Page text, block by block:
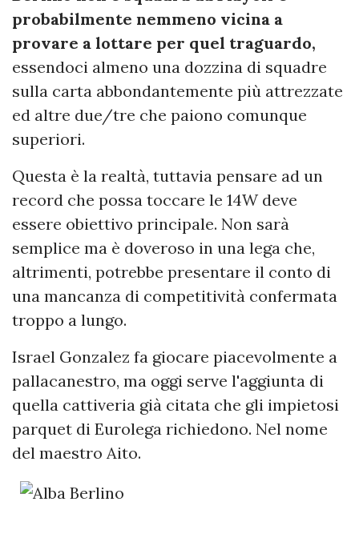
probabilmente nemmeno vicina a
provare a lottare per quel traguardo,
essendoci almeno una dozzina di squadre
sulla carta abbondantemente più attrezzate
ed altre due/tre che paiono comunque
superiori.
Questa è la realtà, tuttavia pensare ad un
record che possa toccare le 14W deve
essere obiettivo principale. Non sarà
semplice ma è doveroso in una lega che,
altrimenti, potrebbe presentare il conto di
una mancanza di competitività confermata
troppo a lungo.
Israel Gonzalez fa giocare piacevolmente a
pallacanestro, ma oggi serve l'aggiunta di
quella cattiveria già citata che gli impietosi
parquet di Eurolega richiedono. Nel nome
del maestro Aito.